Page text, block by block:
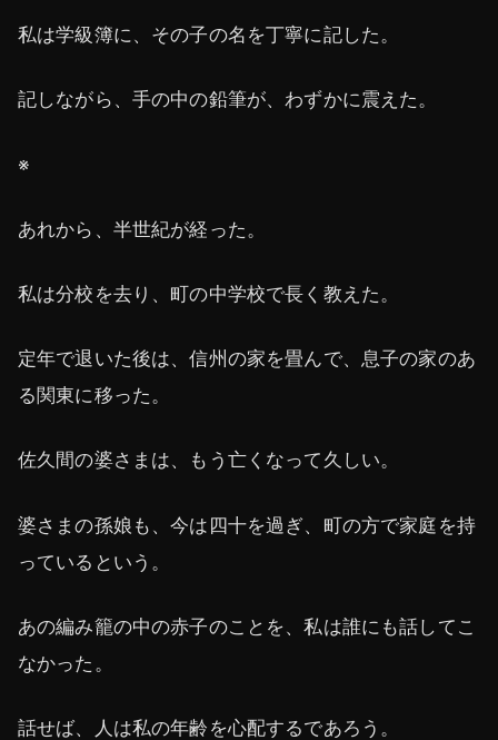
私は学級簿に、その子の名を丁寧に記した。
記しながら、手の中の鉛筆が、わずかに震えた。
※
あれから、半世紀が経った。
私は分校を去り、町の中学校で長く教えた。
定年で退いた後は、信州の家を畳んで、息子の家のあ
る関東に移った。
佐久間の婆さまは、もう亡くなって久しい。
婆さまの孫娘も、今は四十を過ぎ、町の方で家庭を持
っているという。
あの編み籠の中の赤子のことを、私は誰にも話してこ
なかった。
話せば、人は私の年齢を心配するであろう。